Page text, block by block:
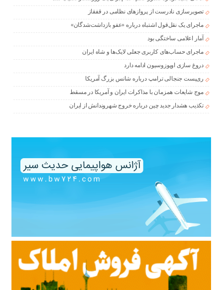
تصویرسازی نادرست از پروازهای نظامی در قفقاز
ماجرای یک نقل‌قول اشتباه درباره «عفو بازداشت‌شدگان»
آمار اعلامی ساختگی بود
ماجرای حساب‌های کاربری جعلی لایک‌ها و شاه ایران
دروغ سازی اوپوزوسیون ادامه دارد
ری‌پست جنجالی ترامپ درباره شانس بزرگ آمریکا
موج شایعات همزمان با مذاکرات ایران و آمریکا در مسقط
تکذیب هشدار جدید چین درباره خروج شهروندانش از ایران